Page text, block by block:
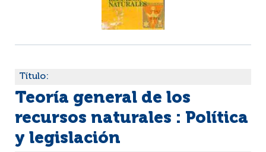
Título:
Teoría general de los
recursos naturales : Política
y legislación